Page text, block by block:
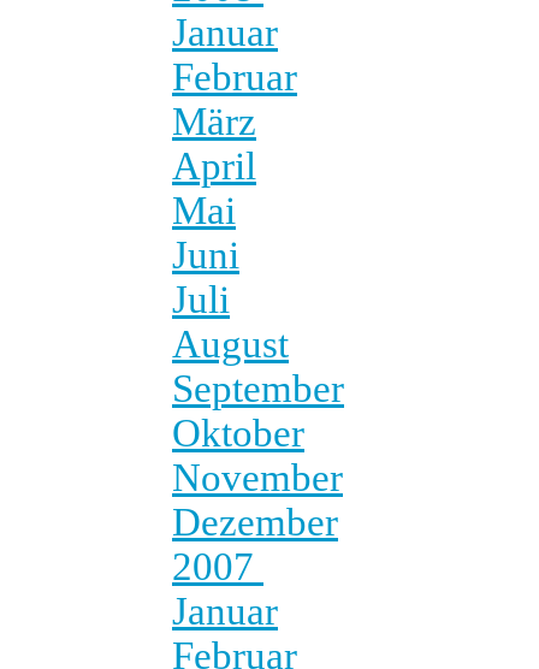
Januar
Februar
März
April
Mai
Juni
Juli
August
September
Oktober
November
Dezember
2007
Januar
Februar